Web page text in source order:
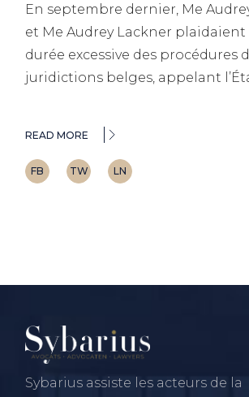
En septembre dernier, Me
et Me Audrey Lackner
durée excessive des procédures
juridictions belges, appelant
READ MORE
FB TW LN
Sybarius assiste les acteurs de la